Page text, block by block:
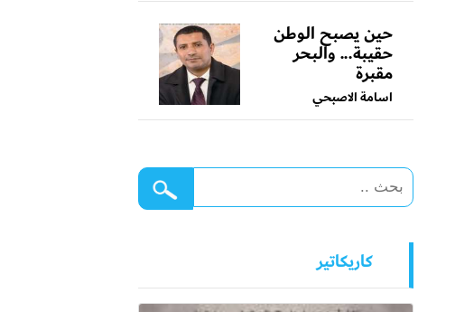
حين يصبح الوطن
حقيبة... والبحر
مقبرة
اسامة الاصبحي
كاريكاتير